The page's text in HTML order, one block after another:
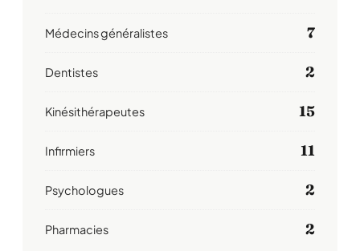
Médecins généralistes 7
Dentistes 2
Kinésithérapeutes 15
Infirmiers 11
Psychologues 2
Pharmacies 2